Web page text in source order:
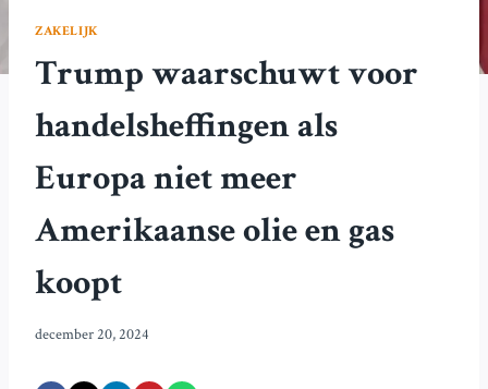
ZAKELIJK
Trump waarschuwt voor
handelsheffingen als
Europa niet meer
Amerikaanse olie en gas
koopt
december 20, 2024